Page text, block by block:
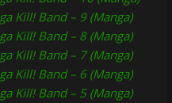
Kill! Band – 9 (Manga)
Kill! Band – 8 (Manga)
Kill! Band – 7 (Manga)
Kill! Band – 6 (Manga)
Kill! Band – 5 (Manga)